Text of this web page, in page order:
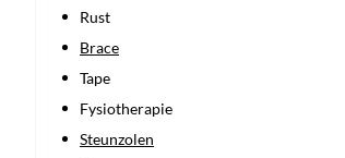
Rust
Brace
Tape
Fysiotherapie
Steunzolen